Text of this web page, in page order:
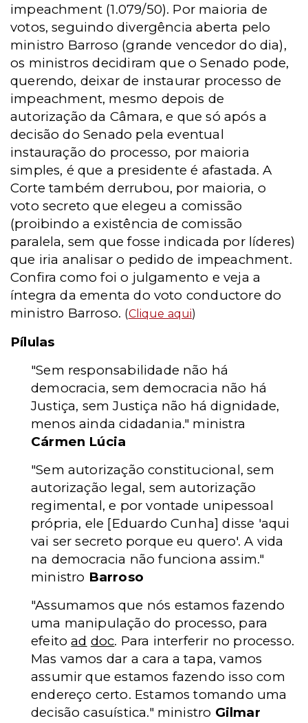
impeachment (1.079/50). Por maioria de
votos, seguindo divergência aberta pelo
ministro Barroso (grande vencedor do dia),
os ministros decidiram que o Senado pode,
querendo, deixar de instaurar processo de
impeachment, mesmo depois de
autorização da Câmara, e que só após a
decisão do Senado pela eventual
instauração do processo, por maioria
simples, é que a presidente é afastada. A
Corte também derrubou, por maioria, o
voto secreto que elegeu a comissão
(proibindo a existência de comissão
paralela, sem que fosse indicada por líderes)
que iria analisar o pedido de impeachment.
Confira como foi o julgamento e veja a
íntegra da ementa do voto conductore do
ministro Barroso. (Clique aqui)
Pílulas
"Sem responsabilidade não há
democracia, sem democracia não há
Justiça, sem Justiça não há dignidade,
menos ainda cidadania." ministra
Cármen Lúcia
"Sem autorização constitucional, sem
autorização legal, sem autorização
regimental, e por vontade unipessoal
própria, ele [Eduardo Cunha] disse 'aqui
vai ser secreto porque eu quero'. A vida
na democracia não funciona assim."
ministro Barroso
"Assumamos que nós estamos fazendo
uma manipulação do processo, para
efeitoad doc. Para interferir no processo.
Mas vamos dar a cara a tapa, vamos
assumir que estamos fazendo isso com
endereço certo. Estamos tomando uma
decisão casuística." ministro Gilmar